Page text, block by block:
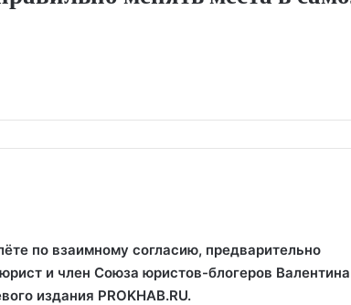
по взаимному согласию, предварительно
и член Союза юристов-блогеров Валентина
издания PROKHAB.RU.